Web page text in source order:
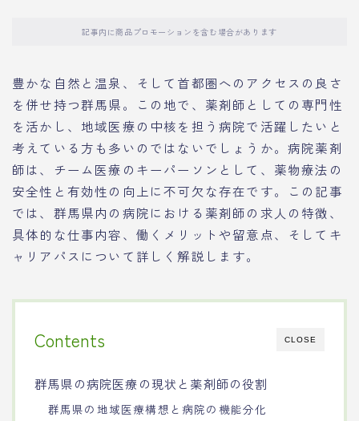
記事内に商品プロモーションを含む場合があります
豊かな自然と温泉、そして首都圏へのアクセスの良さ
を併せ持つ群馬県。この地で、薬剤師としての専門性
を活かし、地域医療の中核を担う病院で活躍したいと
考えている方も多いのではないでしょうか。病院薬剤
師は、チーム医療のキーパーソンとして、薬物療法の
安全性と有効性の向上に不可欠な存在です。この記事
では、群馬県内の病院における薬剤師の求人の特徴、
具体的な仕事内容、働くメリットや留意点、そしてキ
ャリアパスについて詳しく解説します。
CLOSE
Contents
群馬県の病院医療の現状と薬剤師の役割
群馬県の地域医療構想と病院の機能分化